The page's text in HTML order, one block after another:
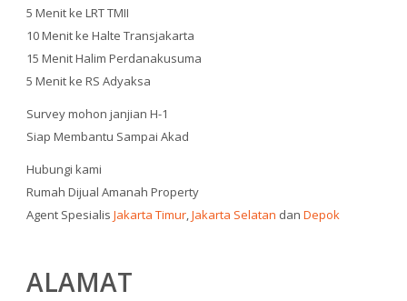
5 Menit ke LRT TMII
10 Menit ke Halte Transjakarta
15 Menit Halim Perdanakusuma
5 Menit ke RS Adyaksa
Survey mohon janjian H-1
Siap Membantu Sampai Akad
Hubungi kami
Rumah Dijual Amanah Property
Agent Spesialis Jakarta Timur,Jakarta Selatan dan Depok
ALAMAT